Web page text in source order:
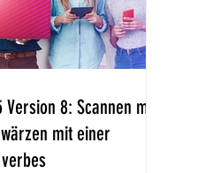
8: Scannen mit
mit einer